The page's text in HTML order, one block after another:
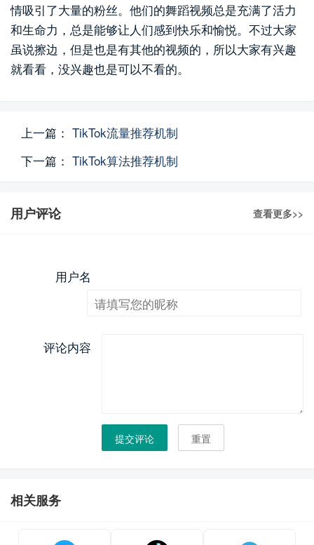
情吸引了大量的粉丝。他们的舞蹈视频总是充满了活力
和生命力，总是能够让人们感到快乐和愉悦。不过大家
虽说擦边，但是也是有其他的视频的，所以大家有兴趣
就看看，没兴趣也是可以不看的。
上一篇： TikTok流量推荐机制
下一篇： TikTok算法推荐机制
用户评论 查看更多>>
用户名
评论内容
提交评论 重置
相关服务